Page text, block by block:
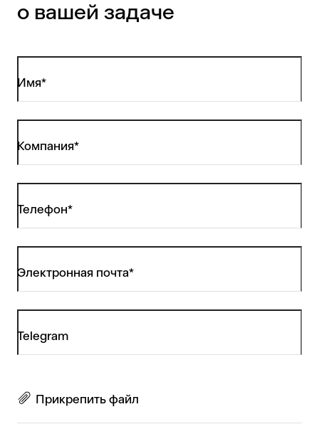
о вашей задаче
Имя*
Компания*
Телефон*
Электронная почта*
Telegram
Прикрепить файл